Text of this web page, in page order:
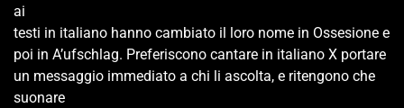
ai
testi in italiano hanno cambiato il loro nome in Ossesione e
poi in A’ufschlag. Preferiscono cantare in italiano X portare
un messaggio immediato a chi li ascolta, e ritengono che
suonare